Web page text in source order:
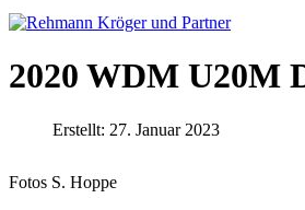
2020 WDM U20M
Erstellt: 27. Januar 2023
Fotos S. Hoppe